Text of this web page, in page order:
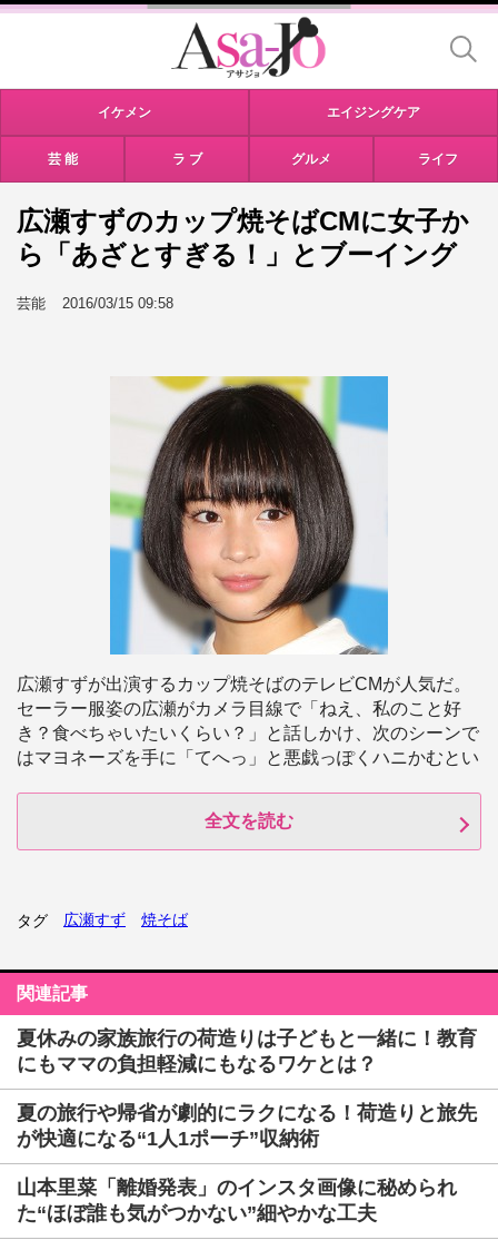
イケメン エイジングケア
芸 能 ラ ブ グルメ ライフ
広瀬すずのカップ焼そばCMに女子か
ら「あざとすぎる！」とブーイング
芸能 2016/03/15 09:58
広瀬すずが出演するカップ焼そばのテレビCMが人気だ。
セーラー服姿の広瀬がカメラ目線で「ねえ、私のこと好
き？食べちゃいたいくらい？」と話しかけ、次のシーンで
はマヨネーズを手に「てへっ」と悪戯っぽくハニかむとい
全文を読む
タグ 広瀬すず 焼そば
関連記事
夏休みの家族旅行の荷造りは子どもと一緒に！教育
にもママの負担軽減にもなるワケとは？
夏の旅行や帰省が劇的にラクになる！荷造りと旅先
が快適になる“1人1ポーチ”収納術
山本里菜「離婚発表」のインスタ画像に秘められ
た“ほぼ誰も気がつかない”細やかな工夫